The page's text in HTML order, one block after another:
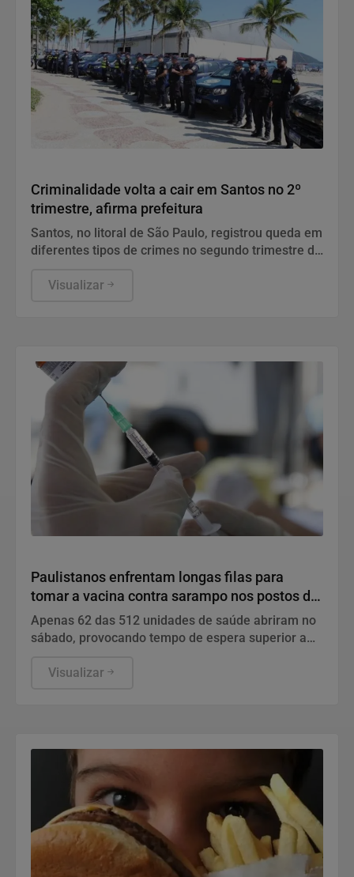
Criminalidade volta a cair em Santos no 2º
trimestre, afirma prefeitura
Santos, no litoral de São Paulo, registrou queda em
diferentes tipos de crimes no segundo trimestre de
Visualizar
Paulistanos enfrentam longas filas para
tomar a vacina contra sarampo nos postos de
São Paulo
Apenas 62 das 512 unidades de saúde abriram no
sábado, provocando tempo de espera superior a
Visualizar